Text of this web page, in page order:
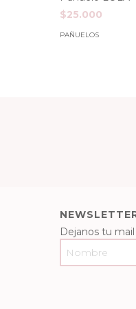
$25.000
PAÑUELOS
Dejanos tu